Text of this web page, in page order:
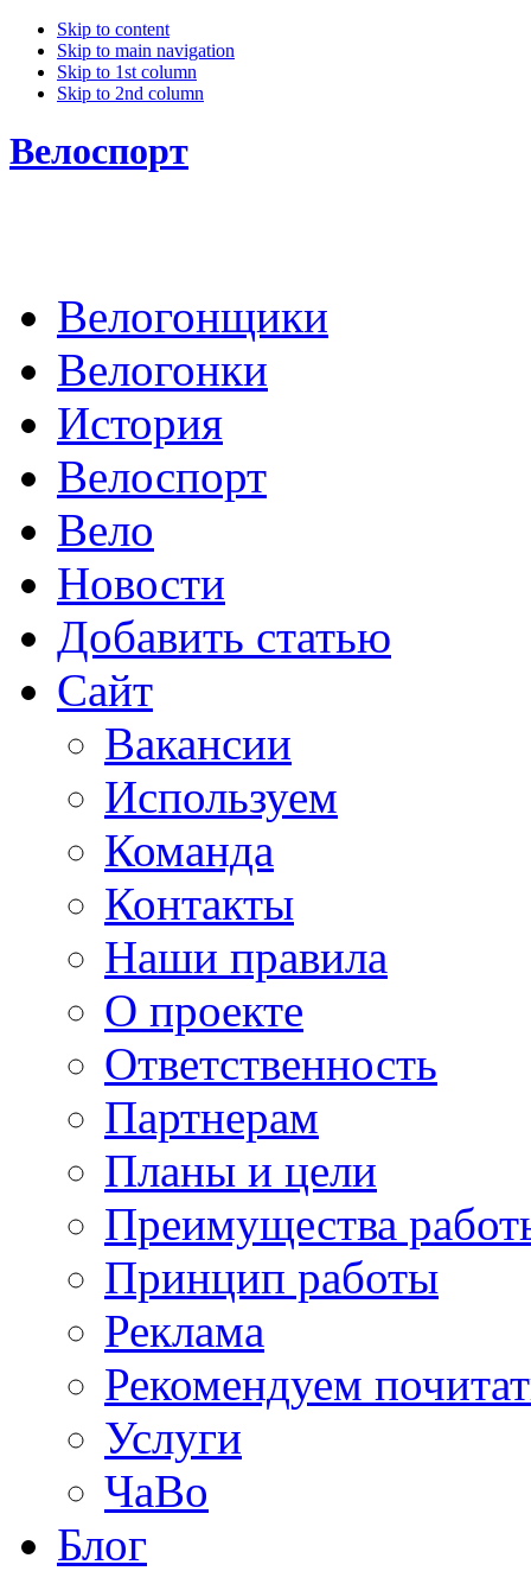
Skip to content
Skip to main navigation
Skip to 1st column
Skip to 2nd column
Велоспорт
Велогонщики
Велогонки
История
Велоспорт
Вело
Новости
Добавить статью
Сайт
Вакансии
Используем
Команда
Контакты
Наши правила
О проекте
Ответственность
Партнерам
Планы и цели
Преимущества
Принцип работы
Реклама
Рекомендуем
Услуги
ЧаВо
Блог